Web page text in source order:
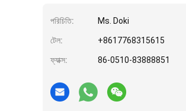
পরিচিতি: Ms. Doki
টেল: +8617768315615
ফ্যাক্স: 86-0510-83888851